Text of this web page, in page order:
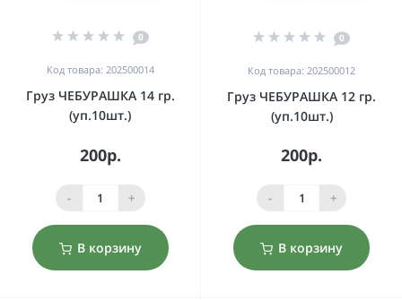
0
Код товара: 202500014
Груз ЧЕБУРАШКА 14 гр.
(уп.10шт.)
200р.
- +
В корзину
0
Код товара: 202500012
Груз ЧЕБУРАШКА 12 гр.
(уп.10шт.)
200р.
- +
В корзину